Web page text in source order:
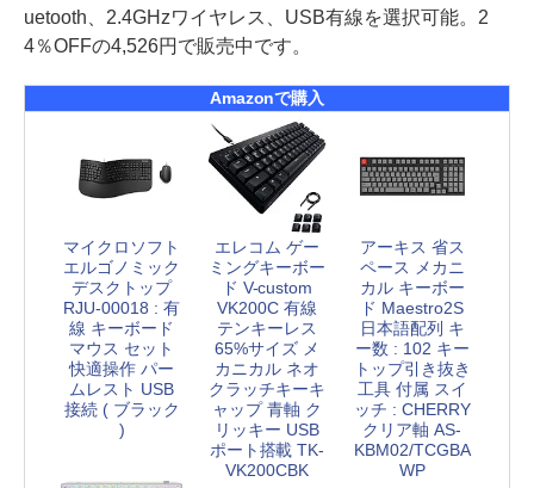
uetooth、2.4GHzワイヤレス、USB有線を選択可能。2
4％OFFの4,526円で販売中です。
Amazonで購入
マイクロソフト
エルゴノミック
デスクトップ
RJU-00018 : 有
線 キーボード
マウス セット
快適操作 パー
ムレスト USB
接続 ( ブラック
)
エレコム ゲー
ミングキーボー
ド V-custom
VK200C 有線
テンキーレス
65%サイズ メ
カニカル ネオ
クラッチキーキ
ャップ 青軸 ク
リッキー USB
ポート搭載 TK-
VK200CBK
アーキス 省ス
ペース メカニ
カル キーボー
ド Maestro2S
日本語配列 キ
ー数 : 102 キー
トップ引き抜き
工具 付属 スイ
ッチ : CHERRY
クリア軸 AS-
KBM02/TCGBA
WP